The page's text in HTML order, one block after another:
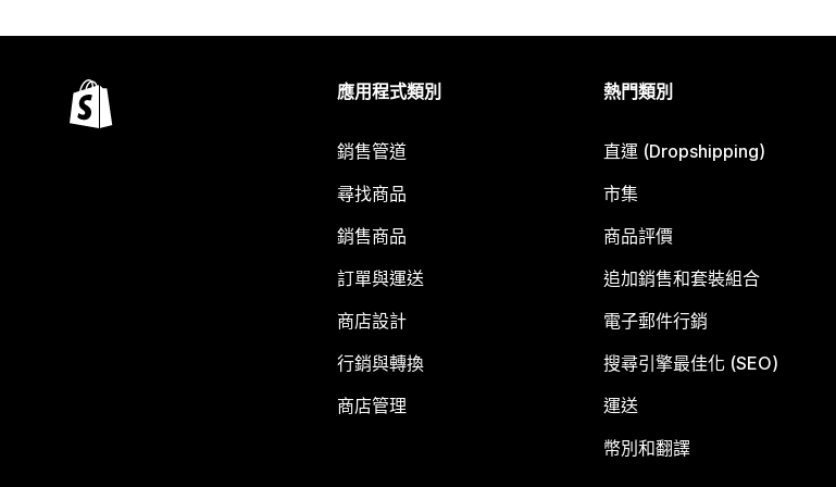
應用程式類別
銷售管道
尋找商品
銷售商品
訂單與運送
商店設計
行銷與轉換
商店管理
熱門類別
直運 (Dropshipping)
市集
商品評價
追加銷售和套裝組合
電子郵件行銷
搜尋引擎最佳化 (SEO)
運送
幣別和翻譯